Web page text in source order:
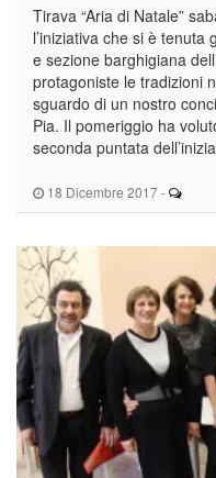
18 Dicembre 2017 -
Tirava “Aria di Natale”
l’iniziativa che si è
e sezione barghigiana
protagoniste le tradizioni
sguardo di un nostro
Pia. Il pomeriggio ha
seconda puntata